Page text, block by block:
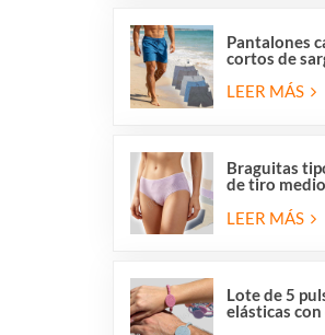
Pantalones
cortos de
algodón
hombre con
LEER MÁS
Braguitas
de tiro
y
LEER MÁS
Lote de 5
elásticas